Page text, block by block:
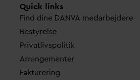
Quick links
Find dine DANVA medarbejdere
Bestyrelse
Privatlivspolitik
Arrangementer
Fakturering